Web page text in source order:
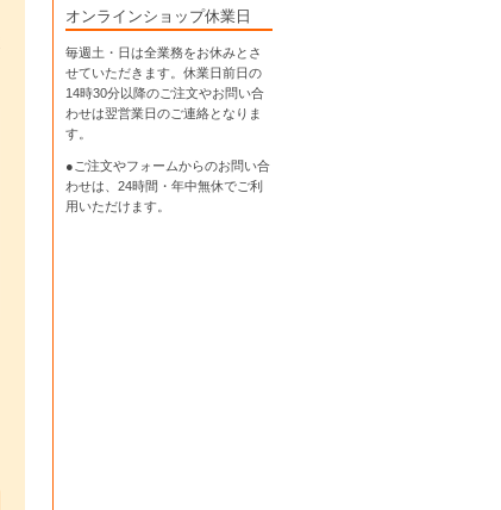
オンラインショップ休業日
毎週土・日は全業務をお休みとさ
せていただきます。休業日前日の
14時30分以降のご注文やお問い合
わせは翌営業日のご連絡となりま
す。
●ご注文やフォームからのお問い合
わせは、 24時間・年中無休でご利
用いただけます。